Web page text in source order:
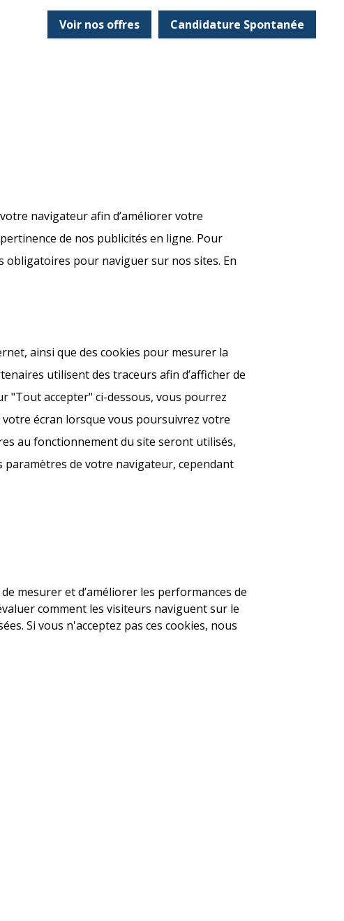
Voir nos offres Candidature Spontanée
navigateur afin d’améliorer votre
de nos publicités en ligne. Pour
obligatoires pour naviguer sur nos sites. En
ainsi que des cookies pour mesurer la
utilisent des traceurs afin d’afficher de
"Tout accepter" ci-dessous, vous pourrez
écran lorsque vous poursuivrez votre
au fonctionnement du site seront utilisés,
de votre navigateur, cependant
mesurer et d’améliorer les performances de
comment les visiteurs naviguent sur le
Si vous n'acceptez pas ces cookies, nous